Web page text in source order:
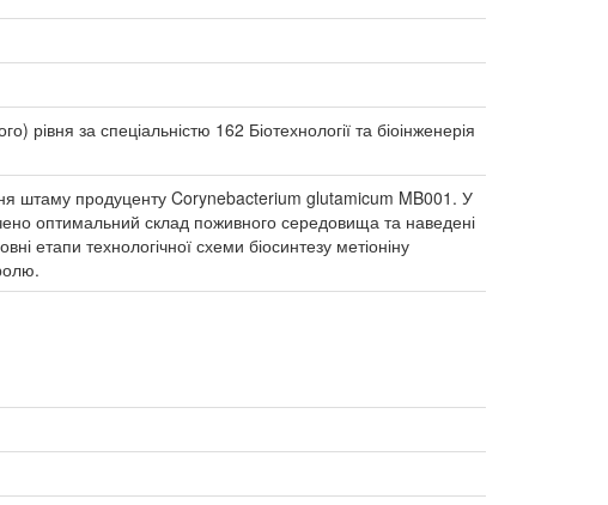
рівня за спеціальністю 162 Біотехнології та біоінженерія
штаму продуценту Corynebacterium glutamicum MB001. У
оптимальний склад поживного середовища та наведені
етапи технологічної схеми біосинтезу метіоніну